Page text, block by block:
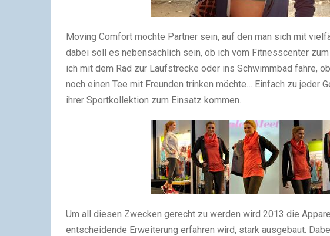
Moving Comfort möchte Partner sein, auf den man sich mit
dabei soll es nebensächlich sein, ob ich vom Fitnesscenter
ich mit dem Rad zur Laufstrecke oder ins Schwimmbad fahre,
noch einen Tee mit Freunden trinken möchte… Einfach zu jeder
ihrer Sportkollektion zum Einsatz kommen.
Um all diesen Zwecken gerecht zu werden wird 2013 die
entscheidende Erweiterung erfahren wird, stark ausgebaut.